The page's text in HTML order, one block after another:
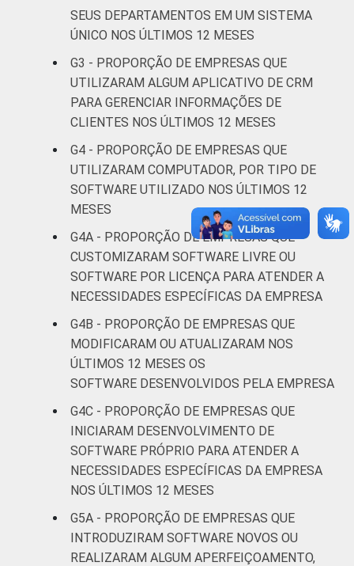
Atividades
imobiliárias;
atividades
profissionais,
científicas e
técnicas;
atividades
administrativas
e serviços
complentares
38
Informação e
comunicação
51 48
Artes, cultura,
esporte e
recreação;
outras
atividades de
serviços
31
1Base: 7.010 empresas que declararam usar
computador, com 10 ou mais pessoas
ocupadas, que constituem os seguintes
segmentos da CNAE 2.0 (C, F, G, H, I, J, L, M,
N, R e S). Dados coletados entre setembro
de 2014 e março de 2015.
Fonte: NIC.br - set 2014 / mar 2015
SEUS DEPARTAMENTOS EM UM SISTEMA
ÚNICO NOS ÚLTIMOS 12 MESES
G3 - PROPORÇÃO DE EMPRESAS QUE
UTILIZARAM ALGUM APLICATIVO DE CRM
PARA GERENCIAR INFORMAÇÕES DE
CLIENTES NOS ÚLTIMOS 12 MESES
G4 - PROPORÇÃO DE EMPRESAS QUE
UTILIZARAM COMPUTADOR, POR TIPO DE
SOFTWARE UTILIZADO NOS ÚLTIMOS 12
MESES
G4A - PROPORÇÃO DE EMPRESAS QUE
CUSTOMIZARAM SOFTWARE LIVRE OU
SOFTWARE POR LICENÇA PARA ATENDER A
NECESSIDADES ESPECÍFICAS DA EMPRESA
G4B - PROPORÇÃO DE EMPRESAS QUE
MODIFICARAM OU ATUALIZARAM NOS
ÚLTIMOS 12 MESES OS
SOFTWARE DESENVOLVIDOS PELA EMPRESA
G4C - PROPORÇÃO DE EMPRESAS QUE
INICIARAM DESENVOLVIMENTO DE
SOFTWARE PRÓPRIO PARA ATENDER A
NECESSIDADES ESPECÍFICAS DA EMPRESA
NOS ÚLTIMOS 12 MESES
G5A - PROPORÇÃO DE EMPRESAS QUE
INTRODUZIRAM SOFTWARE NOVOS OU
REALIZARAM ALGUM APERFEIÇOAMENTO,